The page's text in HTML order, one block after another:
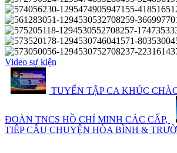
Video sự kiện
TUYỂN TẬP CA KHÚC
ĐOÀN TNCS HỒ CHÍ MINH CÁC CẤP,
TIẾP CÂU CHUYỆN HÒA BÌNH &